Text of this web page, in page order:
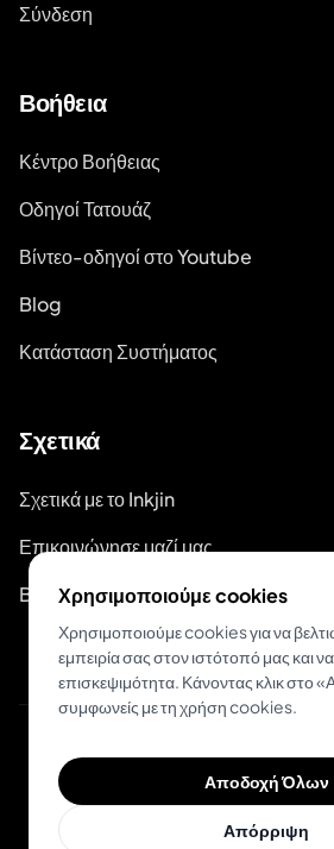
Σύνδεση
Βοήθεια
Κέντρο Βοήθειας
Οδηγοί Τατουάζ
Βίντεο-οδηγοί στο Youtube
Blog
Κατάσταση Συστήματος
Σχετικά
Σχετικά με το Inkjin
Επικοινώνησε μαζί μας
Branding Kit
© 2026 Inkjin
Πολιτική ΑπορρήτουΌροι Χρήσης
Χρησιμοποιούμε cookies
Χρησιμοποιούμε cookies για να
εμπειρία σας στον ιστότοπό μας και
επισκεψιμότητα. Κάνοντας κλικ στο
συμφωνείς με τη χρήση cookies.
Αποδοχή Όλων
Απόρριψη